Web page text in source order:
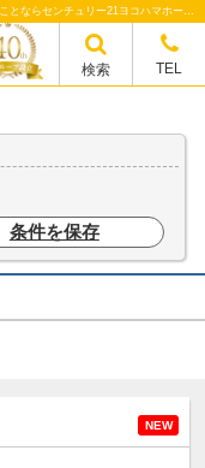
横浜市鶴見区 エアコン ｜賃貸物件一覧｜横浜市の賃貸・不動産のことならセンチュリー21ヨコハマホームへ！横浜市の賃貸仲介や不動産売却・買取、不動産管理など不動産のことならなんでもご相談ください。
検索 TEL
条件を保存
NEW